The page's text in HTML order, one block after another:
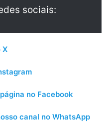
sociais:
X
no Facebook
canal no WhatsApp